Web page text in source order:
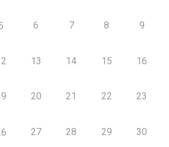
6 7 8 9
13 14 15 16
20 21 22 23
27 28 29 30